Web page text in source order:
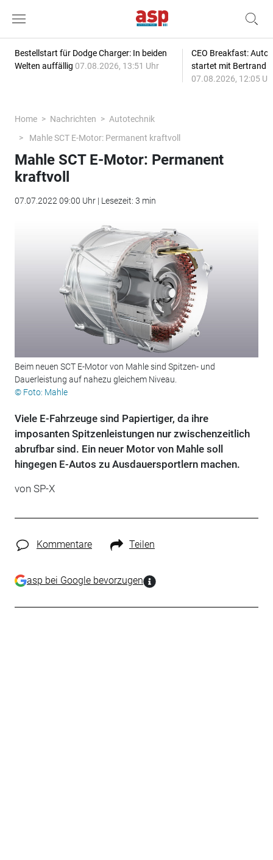
Bestellstart für Dodge Charger: In beiden
Welten auffällig 07.08.2026, 13:51 Uhr
CEO Breakfast:
startet mit Bertrand
07.08.2026, 12:05
Home Nachrichten
Autotechnik
Mahle SCT E-Motor: Permanent kraftvoll
Mahle SCT E-Motor: Permanent
kraftvoll
07.07.2022 09:00 Uhr | Lesezeit: 3 min
Beim neuen SCT E-Motor von Mahle sind Spitzen- und
Dauerleistung auf nahezu gleichem Niveau.
© Foto: Mahle
Viele E-Fahrzeuge sind Papiertiger, da ihre
imposanten Spitzenleistungen nur zwischenzeitlich
abrufbar sind. Ein neuer Motor von Mahle soll
hingegen E-Autos zu Ausdauersportlern machen.
von SP-X
Kommentare Teilen
asp bei Google bevorzugen